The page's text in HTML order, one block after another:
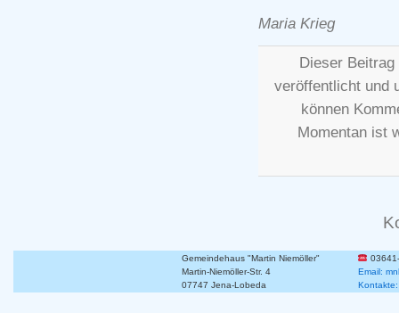
Maria Krieg
Dieser
veröffentlicht und
können
Momentan ist
Gemeindehaus "Martin Niemöller"
Martin-Niemöller-Str. 4
Email:
07747 Jena-Lobeda